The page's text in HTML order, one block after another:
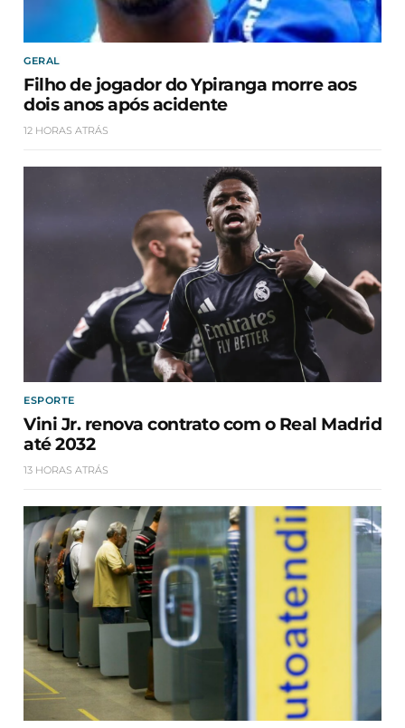
GERAL
Filho de jogador do Ypiranga morre aos
dois anos após acidente
12 HORAS ATRÁS
ESPORTE
Vini Jr. renova contrato com o Real Madrid
até 2032
13 HORAS ATRÁS